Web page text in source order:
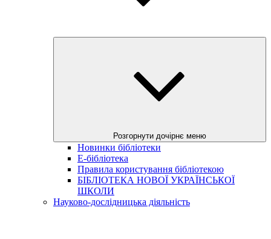
Розгорнути дочірнє меню
Новинки бібліотеки
E-бібліотека
Правила користування бібліотекою
БІБЛІОТЕКА НОВОЇ УКРАЇНСЬКОЇ
ШКОЛИ
Науково-дослідницька діяльність